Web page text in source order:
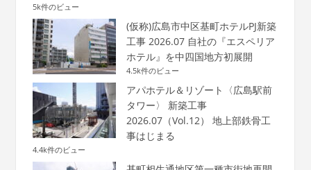
5k件のビュー
(仮称)広島市中区基町ホテルPJ新築
工事 2026.07 自社の『エスペリア
ホテル』を中四国地方初展開
4.5k件のビュー
アパホテル＆リゾート〈広島駅前
タワー〉 新築工事
2026.07（Vol.12） 地上部鉄骨工
事はじまる
4.4k件のビュー